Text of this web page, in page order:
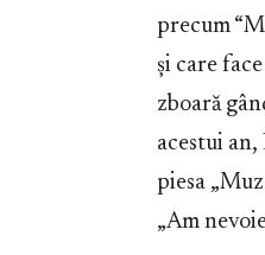
precum
și care
zboară
acestui
piesa
„Am